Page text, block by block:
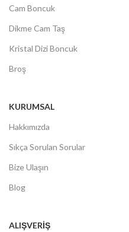
Cam Boncuk
Dikme Cam Taş
Kristal Dizi Boncuk
Broş
KURUMSAL
Hakkımızda
Sıkça Sorulan Sorular
Bize Ulaşın
Blog
ALIŞVERIŞ